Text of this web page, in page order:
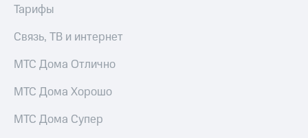
Тарифы
Связь, ТВ и интернет
МТС Дома Отлично
МТС Дома Хорошо
МТС Дома Супер